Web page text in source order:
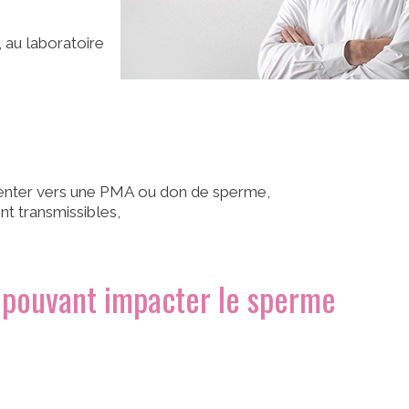
au laboratoire
vers une PMA ou don de sperme,
transmissibles,
impacter le sperme